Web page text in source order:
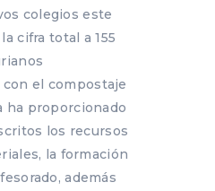
colegios este
cifra total a 155
el compostaje
ha proporcionado
los recursos
la formación
además